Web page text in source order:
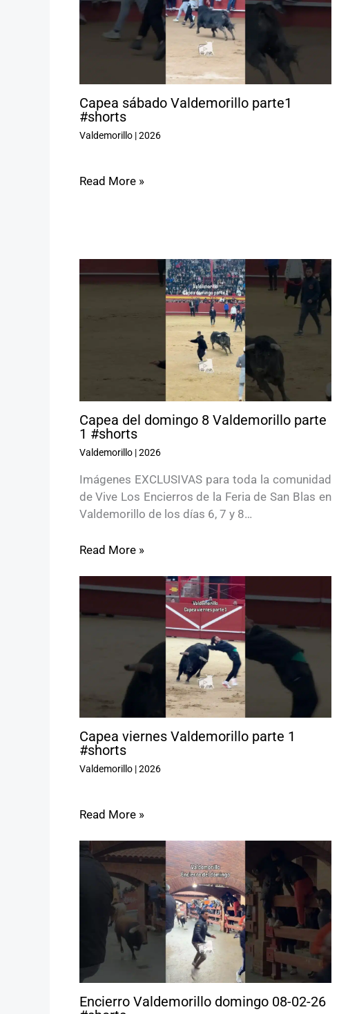
Capea sábado Valdemorillo parte1
#shorts
Valdemorillo|2026
Read More »
Capea del domingo 8 Valdemorillo parte
1 #shorts
Valdemorillo|2026
Imágenes EXCLUSIVAS para toda la comunidad
de Vive Los Encierros de la Feria de San Blas en
Valdemorillo de los días 6, 7 y 8…
Read More »
Capea viernes Valdemorillo parte 1
#shorts
Valdemorillo|2026
Read More »
Encierro Valdemorillo domingo 08-02-26